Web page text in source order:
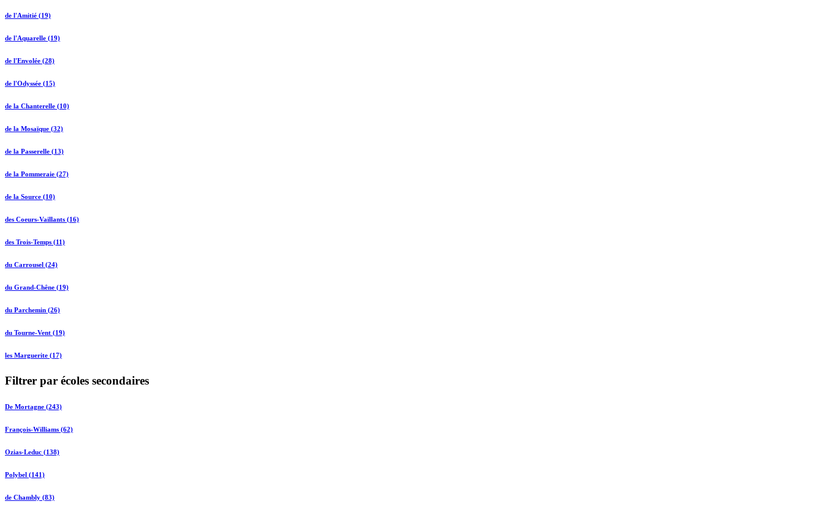
de l'Amitié (19)
de l'Aquarelle (19)
de l'Envolée (28)
de l'Odyssée (15)
de la Chanterelle (10)
de la Mosaïque (32)
de la Passerelle (13)
de la Pommeraie (27)
de la Source (10)
des Coeurs-Vaillants (16)
des Trois-Temps (11)
du Carrousel (24)
du Grand-Chêne (19)
du Parchemin (26)
du Tourne-Vent (19)
les Marguerite (17)
Filtrer par écoles secondaires
De Mortagne (243)
François-Williams (62)
Ozias-Leduc (138)
Polybel (141)
de Chambly (83)